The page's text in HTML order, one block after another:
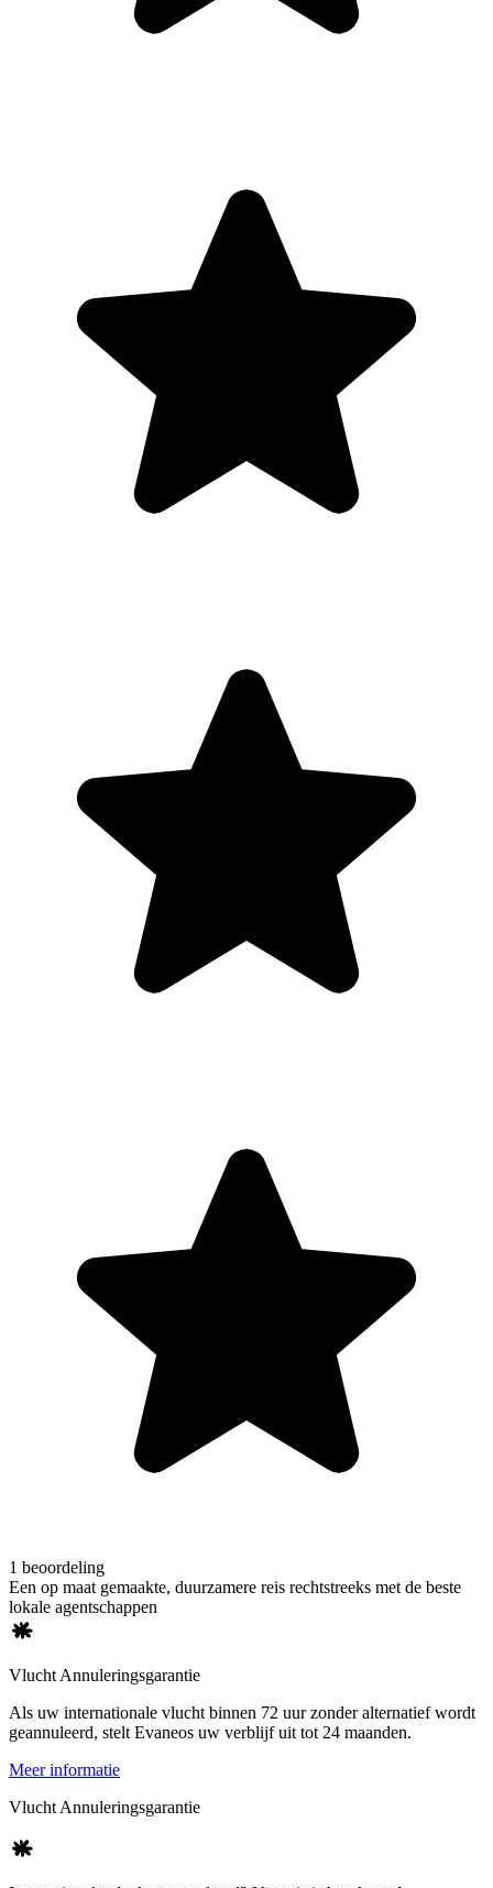
1 beoordeling
Een op maat gemaakte, duurzamere reis rechtstreeks met de beste
lokale agentschappen
Vlucht Annuleringsgarantie
Als uw internationale vlucht binnen 72 uur zonder alternatief wordt
geannuleerd, stelt Evaneos uw verblijf uit tot 24 maanden.
Meer informatie
Vlucht Annuleringsgarantie